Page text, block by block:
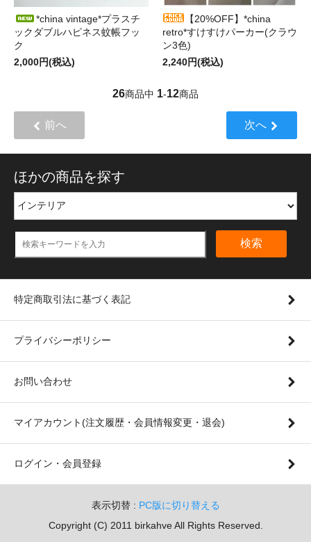
*china vintage*プラスチ
ックダブルハピネス蚊帳フッ
ク
2,000円(税込)
【20%OFF】*china
retro*すけすけパーカー(クラウ
ン3色)
2,240円(税込)
26商品中 1-12商品
前へ 次へ
ほかの商品を探す
検索
特定商取引法に基づく表記
プライバシーポリシー
お問い合わせ
マイアカウント(注文履歴・会員情報変更・退会)
ログイン・会員登録
表示切替 : PC版に切り替える
Copyright (C) 2011 birkahve All Rights Reserved.